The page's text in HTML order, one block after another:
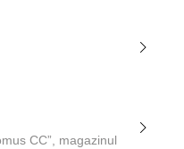
CC”, magazinul